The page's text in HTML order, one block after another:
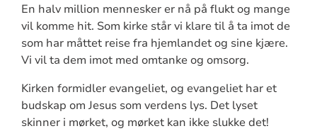
En halv million mennesker er nå på flukt og mange
vil komme hit. Som kirke står vi klare til å ta imot de
som har måttet reise fra hjemlandet og sine kjære.
Vi vil ta dem imot med omtanke og omsorg.
Kirken formidler evangeliet, og evangeliet har et
budskap om Jesus som verdens lys. Det lyset
skinner i mørket, og mørket kan ikke slukke det!